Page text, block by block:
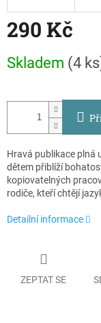
290 Kč
cena:
Skladem (4
Hravá publikace plná
dětem přiblíží
kopiovatelných
rodiče, kteří chtějí
Detailní informace
ZEPTAT SE